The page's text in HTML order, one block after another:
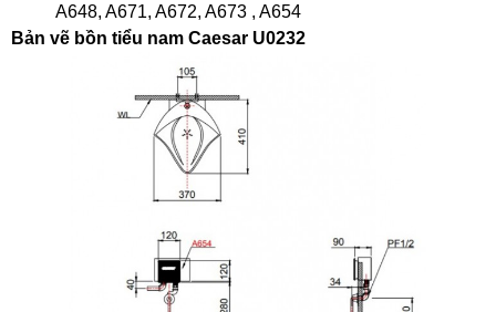
A648, A671, A672, A673 , A654
Bản vẽ bồn tiểu nam Caesar U0232